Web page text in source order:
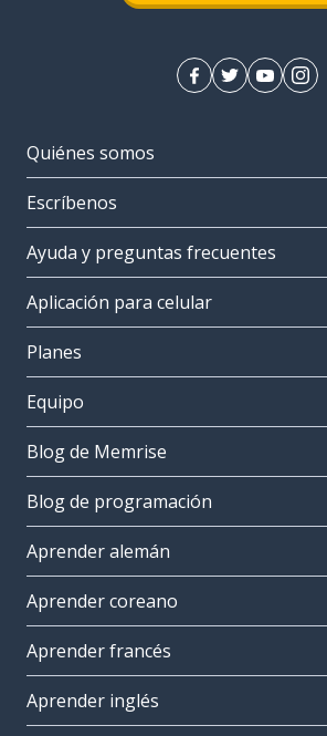
Quiénes somos
Escríbenos
Ayuda y preguntas frecuentes
Aplicación para celular
Planes
Equipo
Blog de Memrise
Blog de programación
Aprender alemán
Aprender coreano
Aprender francés
Aprender inglés